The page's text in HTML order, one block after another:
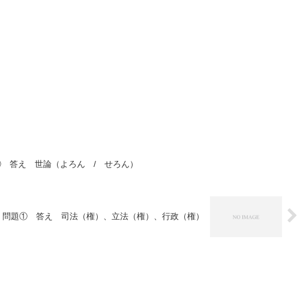
答え 世論（よろん / せろん）
問題① 答え 司法（権）、立法（権）、行政（権）